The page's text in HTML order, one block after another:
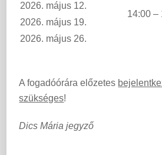
14:00 –
2026. május 12.
2026. május 19.
2026. május 26.
A fogadóórára előzetes
szükséges!
Dics Mária jegyző